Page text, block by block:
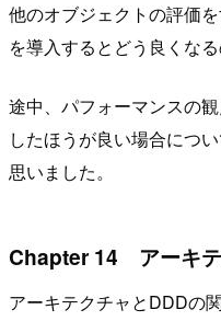
他のオブジェクトの評価
を導入するとどう良くな
途中、パフォーマンスの
したほうが良い場合につ
思いました。
Chapter 14 アーキ
アーキテクチャとDDDの